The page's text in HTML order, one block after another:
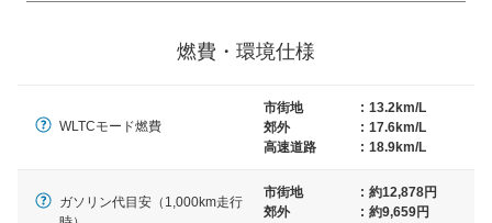
× 長さ 5,000mm 車路幅 5,000mmというサイズが標準値
燃費・環境仕様
WLTCモード燃費
市街地 : 13.2km/L
郊外
: 17.6km/L
高速道路
: 18.9km/L
ガソリン代目安（1,000km走行
市街地 : 約12,878円
郊外
: 約9,659円